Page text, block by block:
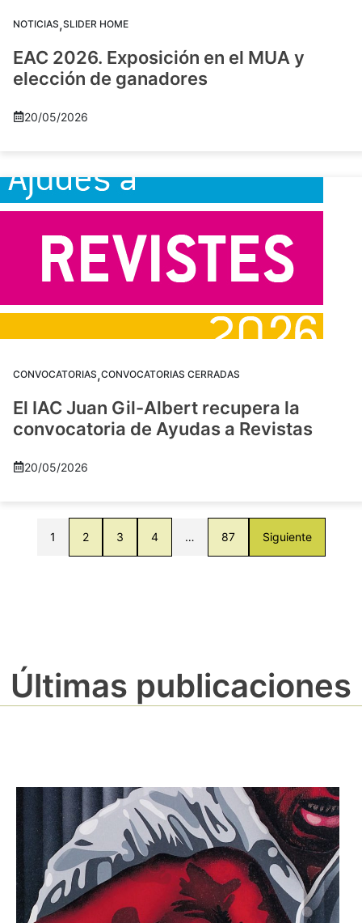
NOTICIAS,SLIDER HOME
EAC 2026. Exposición en el MUA y
elección de ganadores
20/05/2026
CONVOCATORIAS,CONVOCATORIAS CERRADAS
El IAC Juan Gil-Albert recupera la
convocatoria de Ayudas a Revistas
20/05/2026
1 2 3 4 … 87 Siguiente
Últimas publicaciones